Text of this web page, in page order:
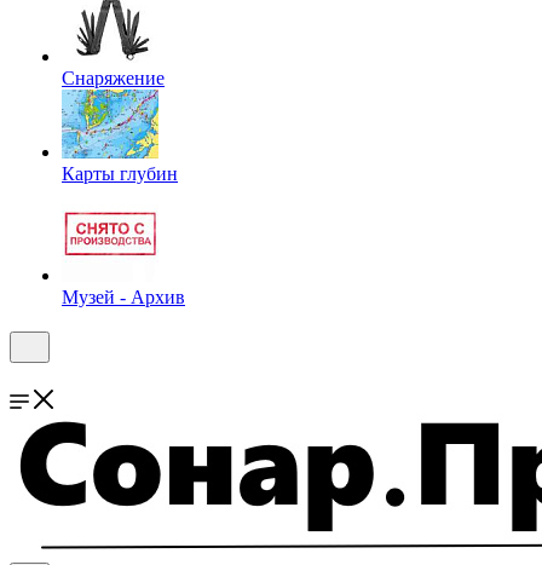
Снаряжение
Карты глубин
Музей - Архив